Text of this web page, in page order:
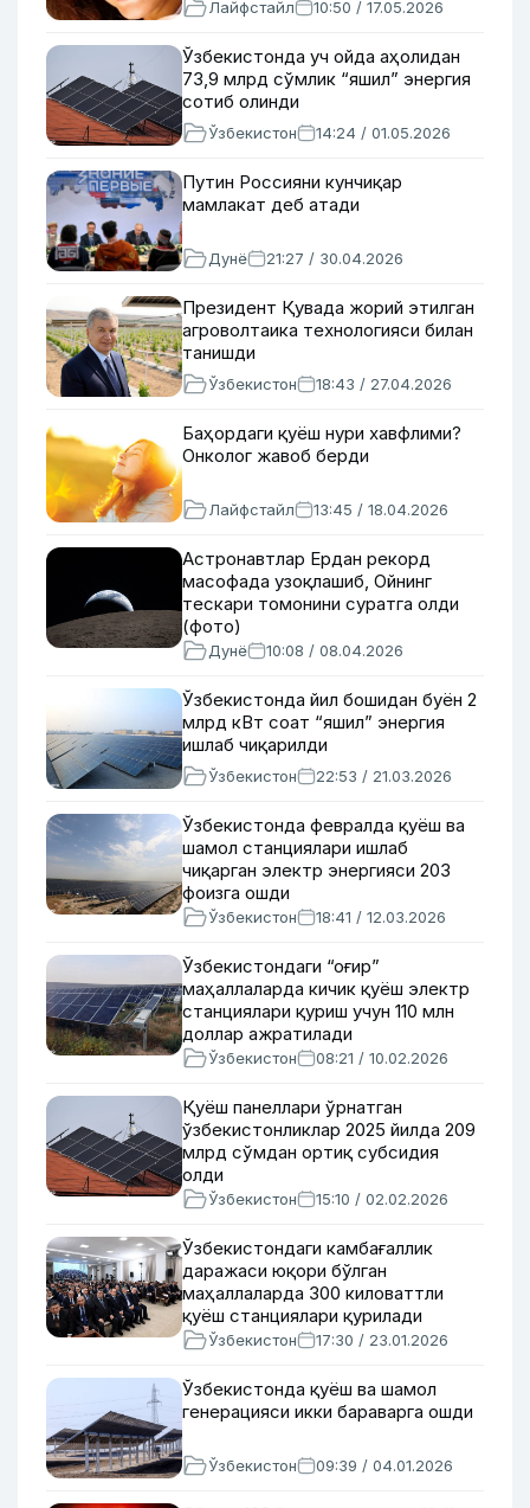
Лайфстайл 10:50 / 17.05.2026
Ўзбекистонда уч ойда аҳолидан
73,9 млрд сўмлик “яшил” энергия
сотиб олинди
Ўзбекистон 14:24 / 01.05.2026
Путин Россияни кунчиқар
мамлакат деб атади
Дунё 21:27 / 30.04.2026
Президент Қувада жорий этилган
агроволтаика технологияси билан
танишди
Ўзбекистон 18:43 / 27.04.2026
Баҳордаги қуёш нури хавфлими?
Онколог жавоб берди
Лайфстайл 13:45 / 18.04.2026
Астронавтлар Ердан рекорд
масофада узоқлашиб, Ойнинг
тескари томонини суратга олди
(фото)
Дунё 10:08 / 08.04.2026
Ўзбекистонда йил бошидан буён 2
млрд кВт соат “яшил” энергия
ишлаб чиқарилди
Ўзбекистон 22:53 / 21.03.2026
Ўзбекистонда февралда қуёш ва
шамол станциялари ишлаб
чиқарган электр энергияси 203
фоизга ошди
Ўзбекистон 18:41 / 12.03.2026
Ўзбекистондаги “оғир”
маҳаллаларда кичик қуёш электр
станциялари қуриш учун 110 млн
доллар ажратилади
Ўзбекистон 08:21 / 10.02.2026
Қуёш панеллари ўрнатган
ўзбекистонликлар 2025 йилда 209
млрд сўмдан ортиқ субсидия
олди
Ўзбекистон 15:10 / 02.02.2026
Ўзбекистондаги камбағаллик
даражаси юқори бўлган
маҳаллаларда 300 киловаттли
қуёш станциялари қурилади
Ўзбекистон 17:30 / 23.01.2026
Ўзбекистонда қуёш ва шамол
генерацияси икки бараварга ошди
Ўзбекистон 09:39 / 04.01.2026